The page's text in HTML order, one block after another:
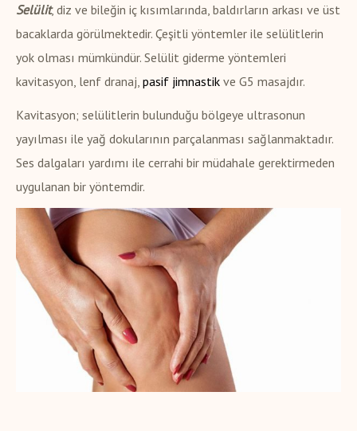
Selülit, diz ve bileğin iç kısımlarında, baldırların arkası ve üst
bacaklarda görülmektedir. Çeşitli yöntemler ile selülitlerin
yok olması mümkündür. Selülit giderme yöntemleri
kavitasyon, lenf dranaj, pasif jimnastik ve G5 masajdır.
Kavitasyon; selülitlerin bulunduğu bölgeye ultrasonun
yayılması ile yağ dokularının parçalanması sağlanmaktadır.
Ses dalgaları yardımı ile cerrahi bir müdahale gerektirmeden
uygulanan bir yöntemdir.